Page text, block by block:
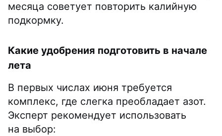
месяца советует повторить калийную
подкормку.
Какие удобрения подготовить в начале
лета
В первых числах июня требуется
комплекс, где слегка преобладает азот.
Эксперт рекомендует использовать
на выбор: